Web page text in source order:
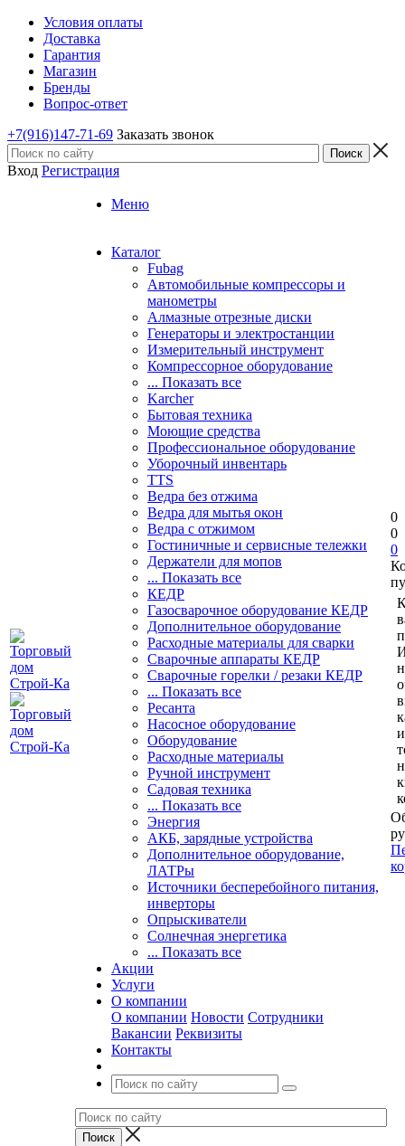
Условия оплаты
Доставка
Гарантия
Магазин
Бренды
Вопрос-ответ
+7(916)147-71-69 Заказать звонок
Вход Регистрация
Меню
Каталог
Fubag
Автомобильные компрессоры и
манометры
Алмазные отрезные диски
Генераторы и электростанции
Измерительный инструмент
Компрессорное оборудование
... Показать все
Karcher
Бытовая техника
Моющие средства
Профессиональное оборудование
Уборочный инвентарь
TTS
Ведра без отжима
Ведра для мытья окон
Ведра с отжимом
Гостиничные и сервисные тележки
Держатели для мопов
... Показать все
КЕДР
Газосварочное оборудование КЕДР
Дополнительное оборудование
Расходные материалы для сварки
Сварочные аппараты КЕДР
Сварочные горелки / резаки КЕДР
... Показать все
Ресанта
Насосное оборудование
Оборудование
Расходные материалы
Ручной инструмент
Садовая техника
... Показать все
Энергия
АКБ, зарядные устройства
Дополнительное оборудование,
ЛАТРы
Источники бесперебойного питания,
инверторы
Опрыскиватели
Солнечная энергетика
... Показать все
Акции
Услуги
О компании
О компании Новости Сотрудники
Вакансии Реквизиты
Контакты
0
0
0